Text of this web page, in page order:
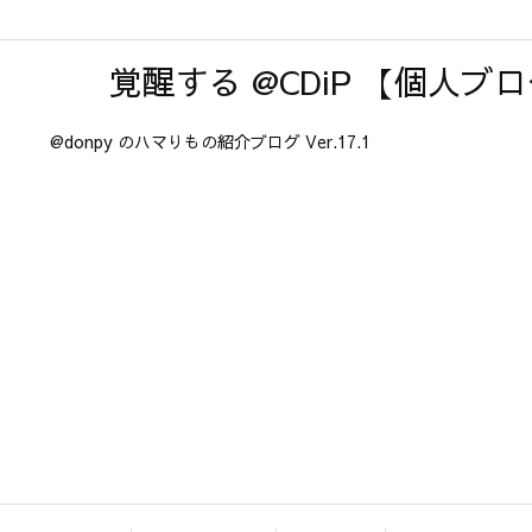
覚醒する @CDiP 【個人ブ
@donpy のハマりもの紹介ブログ Ver.17.1